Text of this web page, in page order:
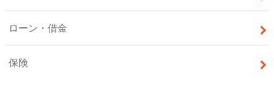
ローン・借金
保険